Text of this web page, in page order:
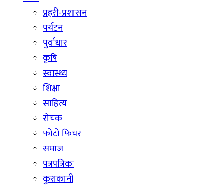
प्रहरी-प्रशासन
पर्यटन
पुर्वाधार
कृषि
स्वास्थ्य
शिक्षा
साहित्य
रोचक
फोटो फिचर
समाज
पत्रपत्रिका
कुराकानी